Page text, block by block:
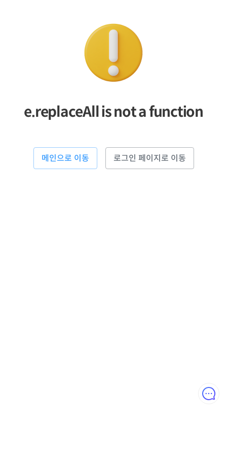
e.replaceAll is not a function
메인으로 이동 로그인 페이지로 이동